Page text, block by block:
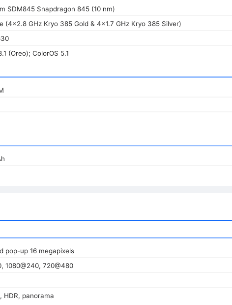
SDM845 Snapdragon 845 (10 nm)
(4x2.8 GHz Kryo 385 Gold & 4x1.7 GHz Kryo 385 Silver)
(Oreo); ColorOS 5.1
pop-up 16 megapixels
1080@240, 720@480
HDR, panorama